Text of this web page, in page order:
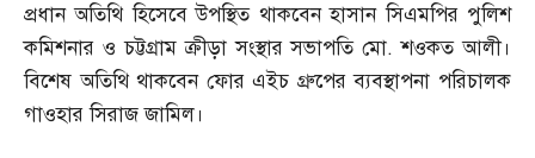
প্রধান অতিথি হিসেবে উপস্থিত থাকবেন হাসান সিএমপির পুলিশ
কমিশনার ও চট্টগ্রাম ক্রীড়া সংস্থার সভাপতি মো.শওকত আলী।
বিশেষ অতিথি থাকবেন ফোর এইচ গ্রুপের ব্যবস্থাপনা পরিচালক
গাওহার সিরাজ জামিল।